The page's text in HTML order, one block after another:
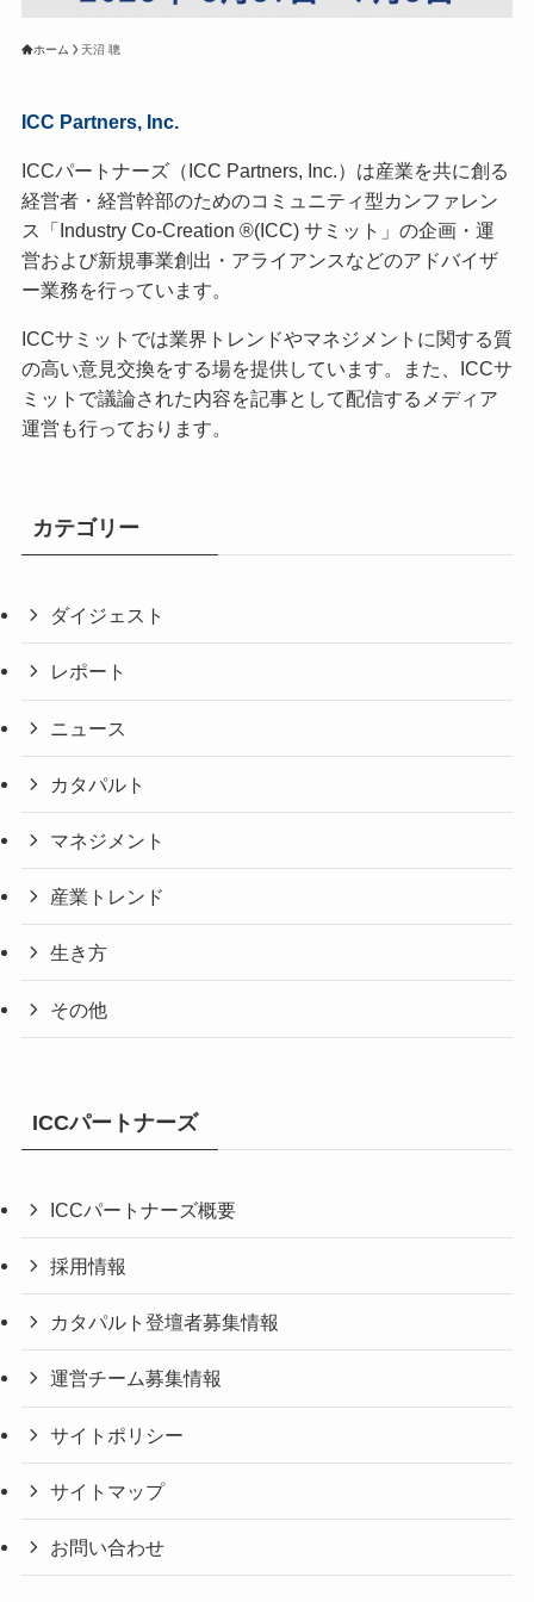
ホーム 天沼 聰
ICC Partners, Inc.
ICCパートナーズ（ICC Partners, Inc.）は産業を共に創る
経営者・経営幹部のためのコミュニティ型カンファレン
ス「Industry Co-Creation ®(ICC) サミット」の企画・運
営および新規事業創出・アライアンスなどのアドバイザ
ー業務を行っています。
ICCサミットでは業界トレンドやマネジメントに関する質
の高い意見交換をする場を提供しています。また、ICCサ
ミットで議論された内容を記事として配信するメディア
運営も行っております。
カテゴリー
ダイジェスト
レポート
ニュース
カタパルト
マネジメント
産業トレンド
生き方
その他
ICCパートナーズ
ICCパートナーズ概要
採用情報
カタパルト登壇者募集情報
運営チーム募集情報
サイトポリシー
サイトマップ
お問い合わせ